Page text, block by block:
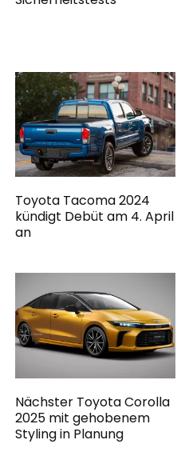
Toyota Tacoma 2024
kündigt Debüt am 4. April
an
Nächster Toyota Corolla
2025 mit gehobenem
Styling in Planung